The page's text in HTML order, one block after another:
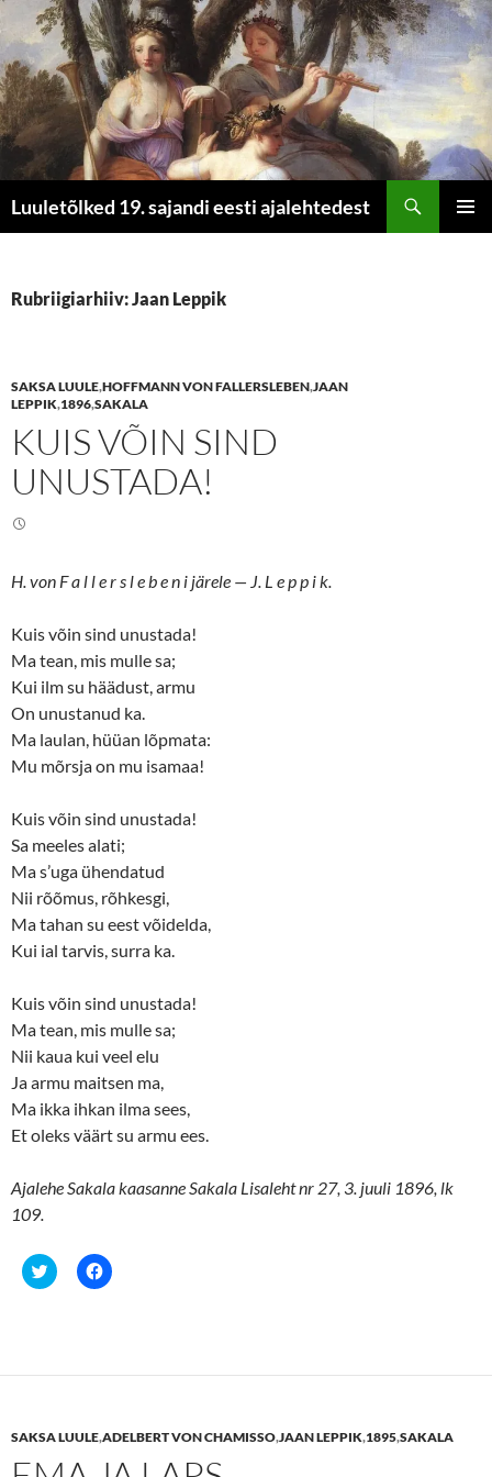
Luuletõlked 19. sajandi eesti ajalehtedest
Rubriigiarhiiv: Jaan Leppik
SAKSA LUULE,HOFFMANN VON FALLERSLEBEN,JAAN
LEPPIK,1896,SAKALA
KUIS VÕIN SIND
UNUSTADA!
H. von F a l l e r s l e b e n i järele — J. L e p p i k.
Kuis võin sind unustada!
Ma tean, mis mulle sa;
Kui ilm su häädust, armu
On unustanud ka.
Ma laulan, hüüan lõpmata:
Mu mõrsja on mu isamaa!
Kuis võin sind unustada!
Sa meeles alati;
Ma s’uga ühendatud
Nii rõõmus, rõhkesgi,
Ma tahan su eest võidelda,
Kui ial tarvis, surra ka.
Kuis võin sind unustada!
Ma tean, mis mulle sa;
Nii kaua kui veel elu
Ja armu maitsen ma,
Ma ikka ihkan ilma sees,
Et oleks väärt su armu ees.
Ajalehe Sakala kaasanne Sakala Lisaleht nr 27, 3. juuli 1896, lk
109.
C
l
h
o
T
C
l
h
o
F
SAKSA LUULE,ADELBERT VON CHAMISSO,JAAN LEPPIK,1895,SAKALA